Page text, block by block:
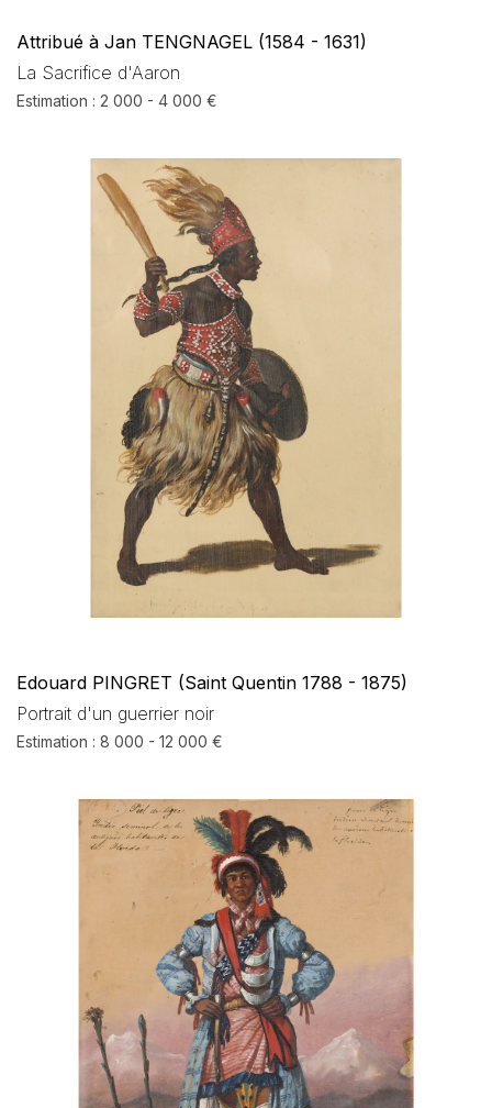
Attribué à Jan TENGNAGEL (1584 - 1631)
La Sacrifice d'Aaron
Estimation : 2 000 - 4 000 €
Edouard PINGRET (Saint Quentin 1788 - 1875)
Portrait d'un guerrier noir
Estimation : 8 000 - 12 000 €